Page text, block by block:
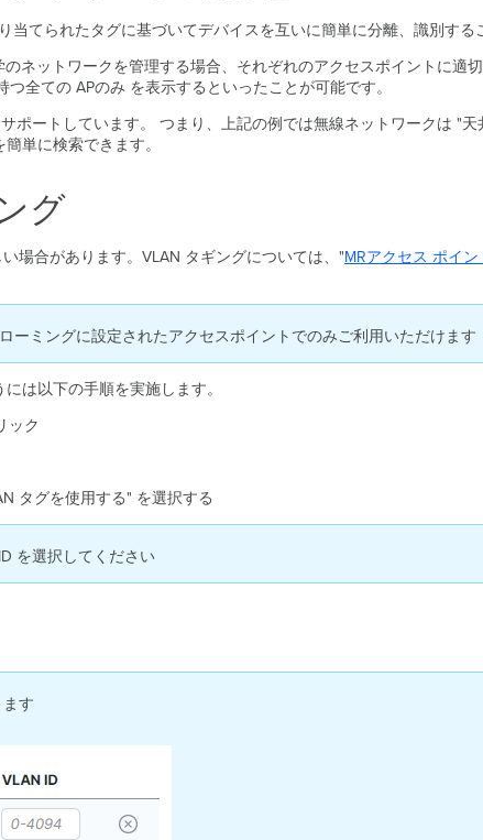
当てられたタグに基づいてデバイスを互いに簡単に分離、識別する
ネットワークを管理する場合、それぞれのアクセスポイントに適
全ての APのみ を表示するといったことが可能です。
ポートしています。 つまり、上記の例では無線ネットワークは "
単に検索できます。
グ
場合があります。VLAN タギングについては、"MRアクセス ポイ
ーミングに設定されたアクセスポイントでのみご利用いただけます
は以下の手順を実施します。
ック
タグを使用する" を選択する
を選択してください
す